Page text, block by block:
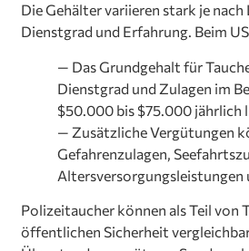
Die Gehälter variieren stark je
Dienstgrad und Erfahrung. Beim
— Das Grundgehalt für
Dienstgrad und Zulagen im
$50.000 bis $75.000 jährlich
— Zusätzliche Vergütungen
Gefahrenzulagen,
Altersversorgungsleistungen
Polizeitaucher können als Teil von
öffentlichen Sicherheit